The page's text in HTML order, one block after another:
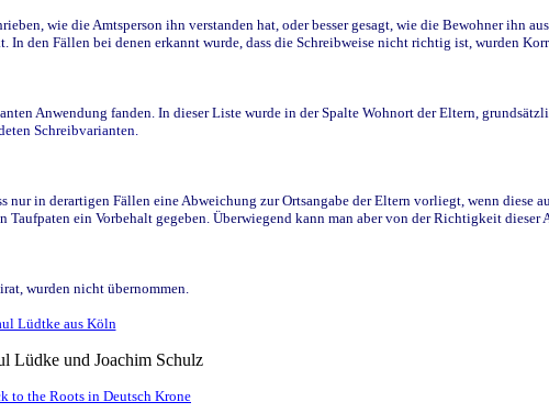
wie die Amtsperson ihn verstanden hat, oder besser gesagt, wie die Bewohner ihn
den Fällen bei denen erkannt wurde, dass die Schreibweise nicht richtig ist, wurden
Anwendung fanden. In dieser Liste wurde in der Spalte Wohnort der Eltern,
Schreibvarianten.
in derartigen Fällen eine Abweichung zur Ortsangabe der Eltern vorliegt, wenn diese
ein Vorbehalt gegeben. Überwiegend kann man aber von der Richtigkeit dieser
wurden nicht übernommen.
Lüdtke aus Köln
Lüdke und Joachim Schulz
to the Roots in Deutsch Krone